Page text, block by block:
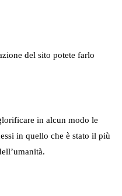
del sito potete farlo
in alcun modo le
in quello che è stato il più